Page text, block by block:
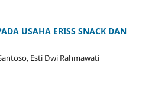
USAHA ERISS SNACK DAN
Esti Dwi Rahmawati